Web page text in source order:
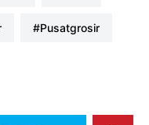
#pusatgrosir